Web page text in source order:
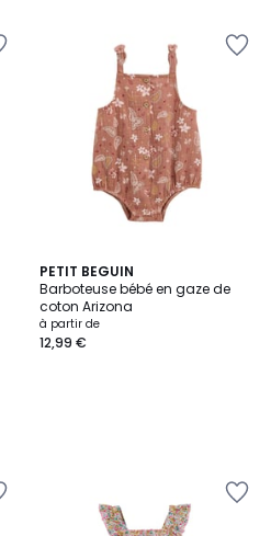
PETIT BEGUIN
Barboteuse bébé en gaze de
coton Arizona
à partir de
12,99 €